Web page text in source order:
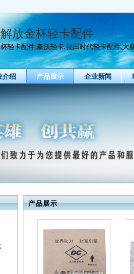
放金杯轻卡配件
轻卡配件,豪沃轻卡,福田时代轻卡配件,大
介绍 产品展示 企业新闻
产品展示